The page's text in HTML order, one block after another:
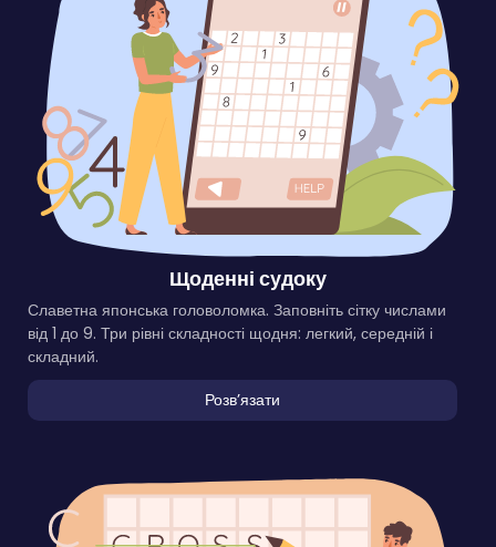
Щоденні судоку
Славетна японська головоломка. Заповніть сітку числами
від 1 до 9. Три рівні складності щодня: легкий, середній і
складний.
Розвʼязати